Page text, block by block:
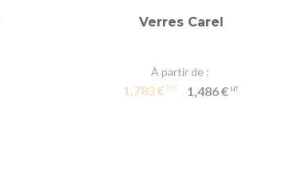
Verres Carel
À partir de
1,783 € 1,486 €